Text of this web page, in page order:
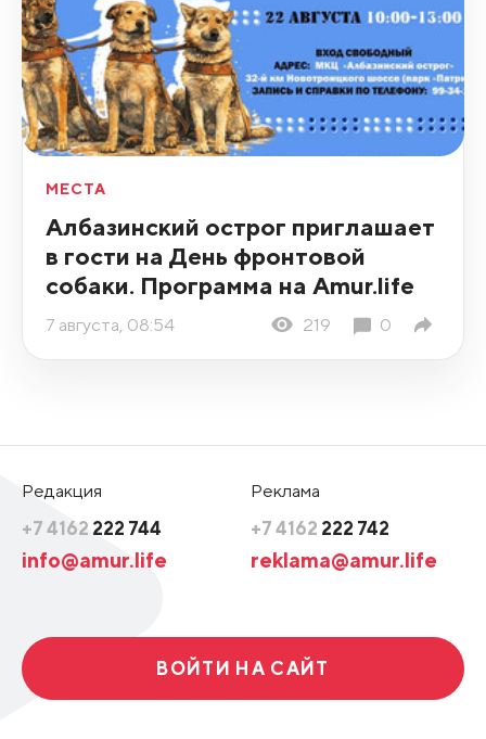
МЕСТА
Албазинский острог приглашает
в гости на День фронтовой
собаки. Программа на Amur.life
7 августа, 08:54 219 0
Редакция
+7 4162 222 744
info@amur.life
Реклама
+7 4162 222 742
reklama@amur.life
ВОЙТИ НА САЙТ